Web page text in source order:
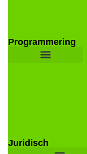
Programmering
Juridisch